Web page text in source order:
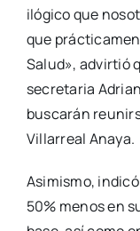
ilógico que
que
Salud», advirtió
secretaria
buscarán
Villarreal Anaya.
Asimismo,
50% menos en